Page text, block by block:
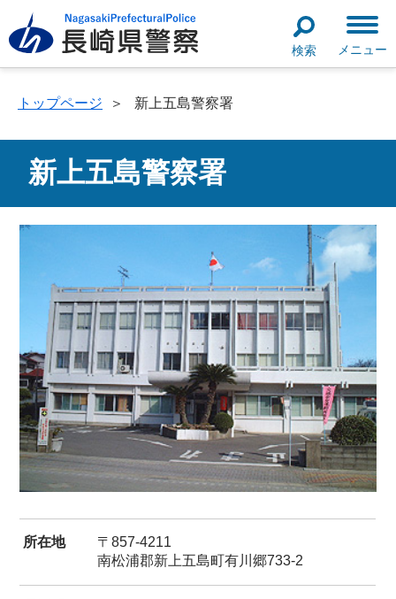
検索 メニュー
トップページ ＞ 新上五島警察署
新上五島警察署
所在地
〒857-4211
南松浦郡新上五島町有川郷733-2